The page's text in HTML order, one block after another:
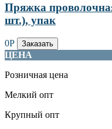
Пряжка
шт.), упак
0Р Заказать
ЦЕНА
Розничная цена
Мелкий опт
Крупный опт